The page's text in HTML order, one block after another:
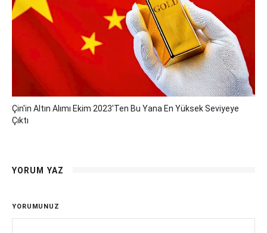
Çin'in Altın Alımı Ekim 2023'ten Bu Yana En Yüksek Seviyeye
Çıktı
YORUM YAZ
YORUMUNUZ